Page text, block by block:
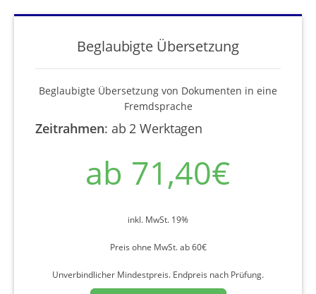
Beglaubigte Übersetzung
Beglaubigte Übersetzung von Dokumenten in eine
Fremdsprache
Zeitrahmen: ab 2 Werktagen
ab 71,40€
inkl. MwSt. 19%
Preis ohne MwSt. ab 60€
Unverbindlicher Mindestpreis. Endpreis nach Prüfung.